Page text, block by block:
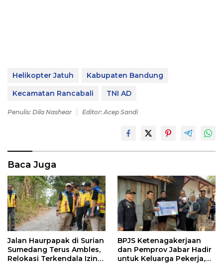
Helikopter Jatuh
Kabupaten Bandung
Kecamatan Rancabali
TNI AD
Penulis: Dila Nashear Editor: Acep Sandi
Baca Juga
Jalan Haurpapak di Surian
Sumedang Terus Ambles,
Relokasi Terkendala Izin
BPJS Ketenagakerjaan
dan Pemprov Jabar Hadir
untuk Keluarga Pekerja,